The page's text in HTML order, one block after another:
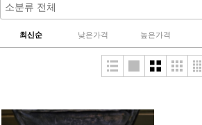
최신순 낮은가격 높은가격